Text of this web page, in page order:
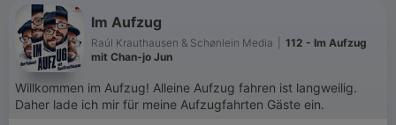
Im Aufzug
Raúl Krauthausen & Schønlein Media
112 - Im Aufzug
mit Chan-jo Jun
Willkommen im Aufzug! Alleine Aufzug fahren ist langweilig.
Daher lade ich mir für meine Aufzugfahrten Gäste ein.